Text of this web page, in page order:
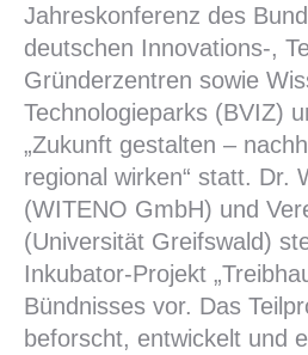
Jahreskonferenz des
deutschen Innovations-,
Gründerzentren sowie
Technologieparks (BVIZ)
„Zukunft gestalten –
regional wirken“ statt. Dr.
(WITENO GmbH) und
(Universität Greifswald)
Inkubator-Projekt
Bündnisses vor. Das
beforscht, entwickelt und